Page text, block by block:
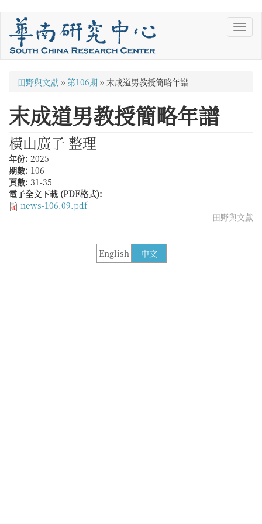
您
在
這
裡
田野與文獻 » 第106期 » 末成道男教授簡略年譜
末成道男教授簡略年譜
橫山廣子 整理
年份: 2025
期數: 106
頁數: 31-35
電子全文下載 (PDF格式):
news-106.09.pdf
田野與文獻
中文
English